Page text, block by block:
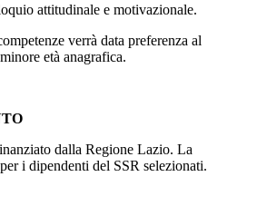
attitudinale e motivazionale.
verrà data preferenza al
età anagrafica.
dalla Regione Lazio. La
i dipendenti del SSR selezionati.